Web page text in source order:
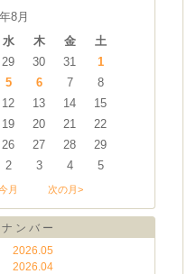
8月
水 木 金
土
29 30 31
1
5 6 7
8
12 13 14
15
19 20 21
22
26 27 28
29
2 3 4 5
月 次の月>
ンバー
2026.05
2026.04